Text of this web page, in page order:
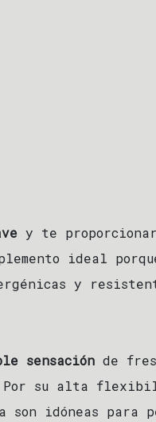
y te
ideal
y
sensación de
su alta
son idóneas para